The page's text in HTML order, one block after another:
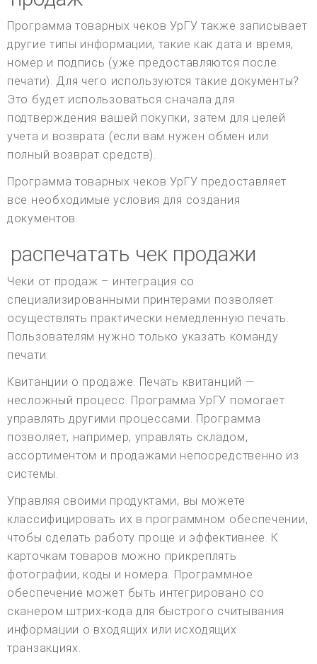
Программа товарных чеков УрГУ также записывает
другие типы информации, такие как дата и время,
номер и подпись (уже предоставляются после
печати). Для чего используются такие документы?
Это будет использоваться сначала для
подтверждения вашей покупки, затем для целей
учета и возврата (если вам нужен обмен или
полный возврат средств).
Программа товарных чеков УрГУ предоставляет
все необходимые условия для создания
документов.
распечатать чек продажи
Чеки от продаж – интеграция со
специализированными принтерами позволяет
осуществлять практически немедленную печать.
Пользователям нужно только указать команду
печати.
Квитанции о продаже. Печать квитанций —
несложный процесс. Программа УрГУ помогает
управлять другими процессами. Программа
позволяет, например, управлять складом,
ассортиментом и продажами непосредственно из
системы.
Управляя своими продуктами, вы можете
классифицировать их в программном обеспечении,
чтобы сделать работу проще и эффективнее. К
карточкам товаров можно прикреплять
фотографии, коды и номера. Программное
обеспечение может быть интегрировано со
сканером штрих-кода для быстрого считывания
информации о входящих или исходящих
транзакциях.